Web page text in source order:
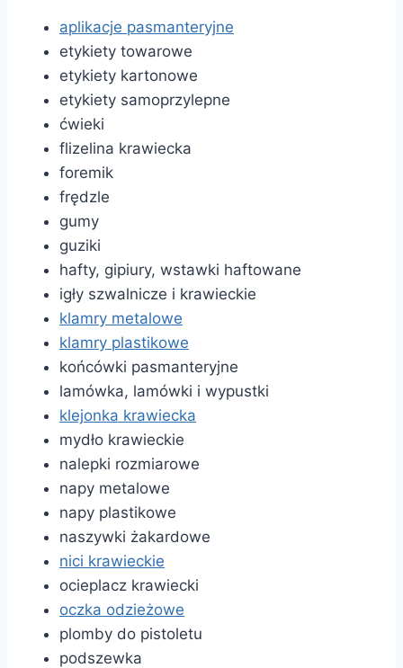
aplikacje pasmanteryjne
etykiety towarowe
etykiety kartonowe
etykiety samoprzylepne
ćwieki
flizelina krawiecka
foremik
frędzle
gumy
guziki
hafty, gipiury, wstawki haftowane
igły szwalnicze i krawieckie
klamry metalowe
klamry plastikowe
końcówki pasmanteryjne
lamówka, lamówki i wypustki
klejonka krawiecka
mydło krawieckie
nalepki rozmiarowe
napy metalowe
napy plastikowe
naszywki żakardowe
nici krawieckie
ocieplacz krawiecki
oczka odzieżowe
plomby do pistoletu
podszewka